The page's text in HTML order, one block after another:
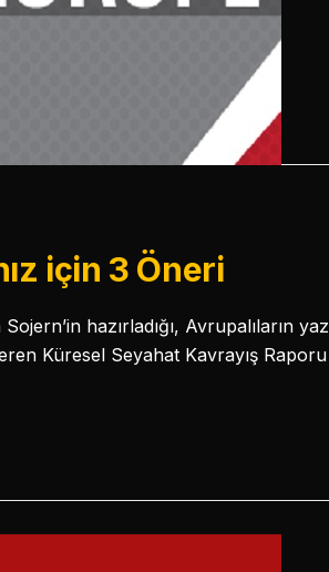
için 3 Öneri
hazırladığı, Avrupalıların yaz
Küresel Seyahat Kavrayış Raporu